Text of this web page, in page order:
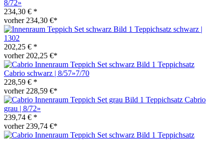
8/72»
234,30 € *
vorher 234,30 €*
Teppichsatz schwarz |
1302
202,25 € *
vorher 202,25 €*
Teppichsatz
Cabrio schwarz | 8/57»7/70
228,59 € *
vorher 228,59 €*
Teppichsatz Cabrio
grau | 8/72»
239,74 € *
vorher 239,74 €*
Teppichsatz